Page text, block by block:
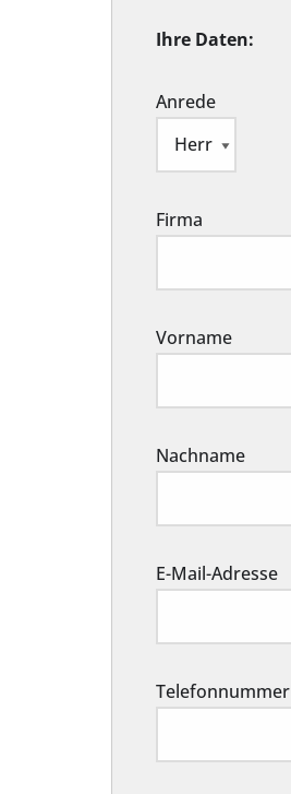
Ihre Daten:
Anrede
Firma
Vorname
Nachname
E-Mail-Adresse
Telefonnummer